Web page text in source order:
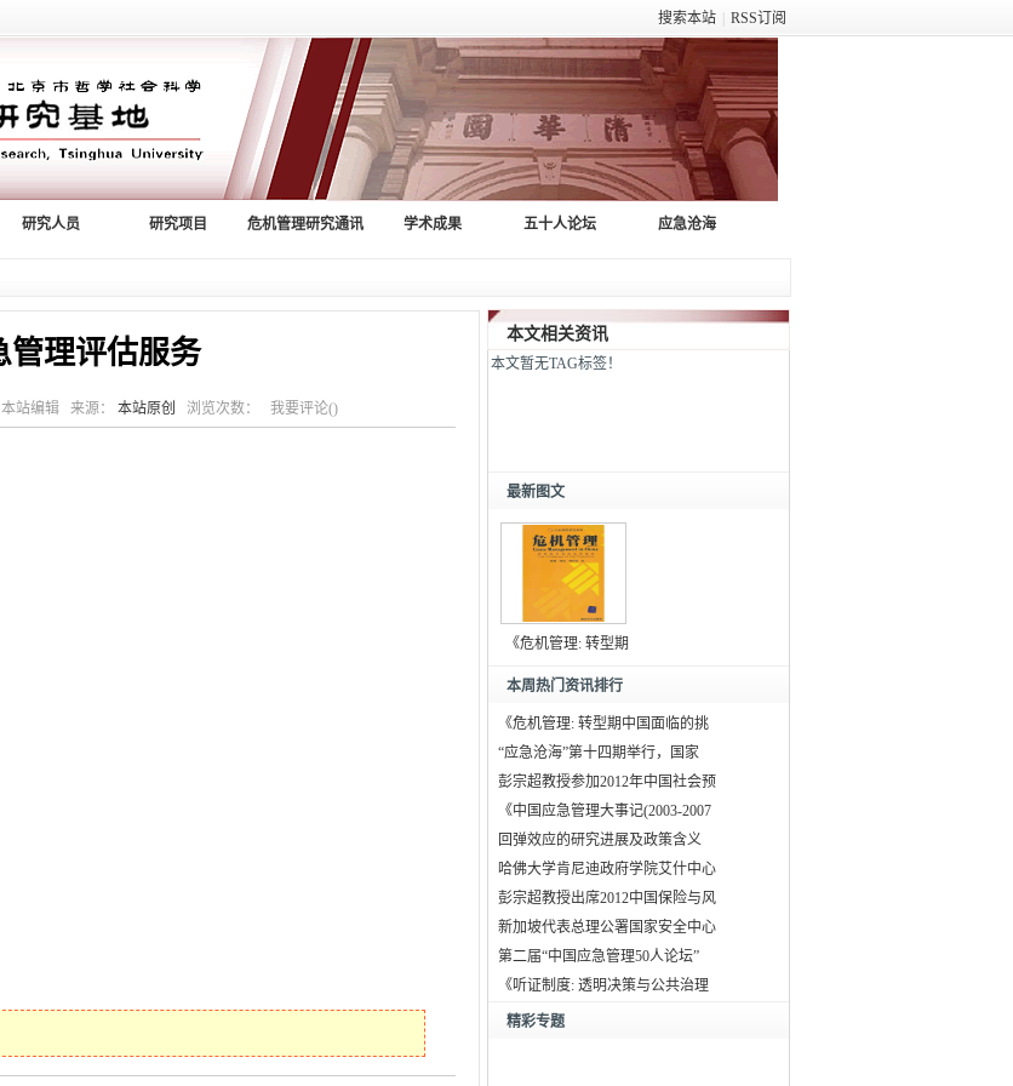
搜索本站 RSS订阅
研究人员 研究项目 危机管理研究通讯 学术成果 五十人论坛 应急沧海
管理评估服务
本站编辑 来源：本站原创 浏览次数： 我要评论()
本文相关资讯
本文暂无TAG标签！
最新图文
《危机管理: 转型期
中
本周热门资讯排行
《危机管理: 转型期中国面临的挑
“应急沧海”第十四期举行，国家
彭宗超教授参加2012年中国社会预
《中国应急管理大事记(2003-2007
回弹效应的研究进展及政策含义
哈佛大学肯尼迪政府学院艾什中心
彭宗超教授出席2012中国保险与风
新加坡代表总理公署国家安全中心
第二届“中国应急管理50人论坛”
《听证制度: 透明决策与公共治理
精彩专题